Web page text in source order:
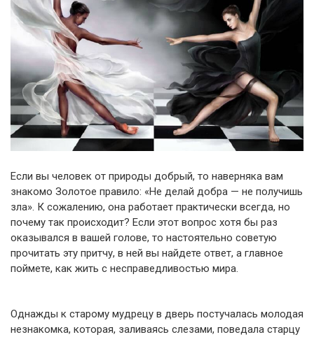
Если вы человек от природы добрый, то наверняка вам
знакомо Золотое правило: «Не делай добра — не получишь
зла». К сожалению, она работает практически всегда, но
почему так происходит? Если этот вопрос хотя бы раз
оказывался в вашей голове, то настоятельно советую
прочитать эту притчу, в ней вы найдете ответ, а главное
поймете, как жить с несправедливостью мира.
Однажды к старому мудрецу в дверь постучалась молодая
незнакомка, которая, заливаясь слезами, поведала старцу